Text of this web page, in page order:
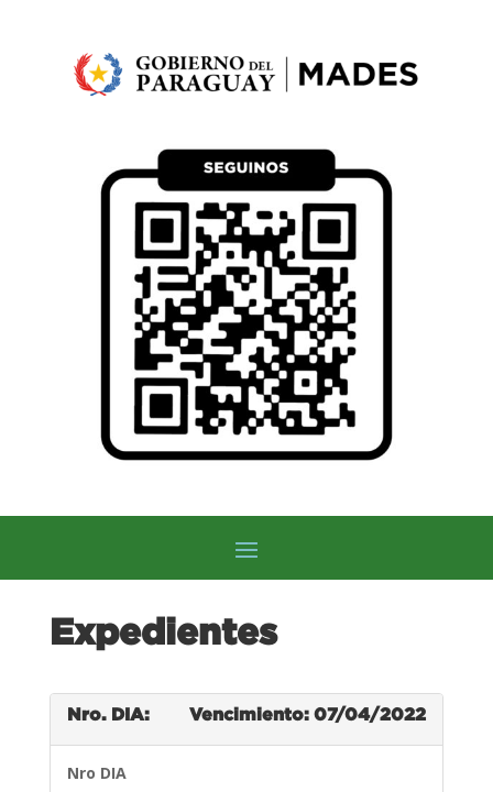
Expedientes
Nro. DIA: Vencimiento: 07/04/2022
Nro DIA